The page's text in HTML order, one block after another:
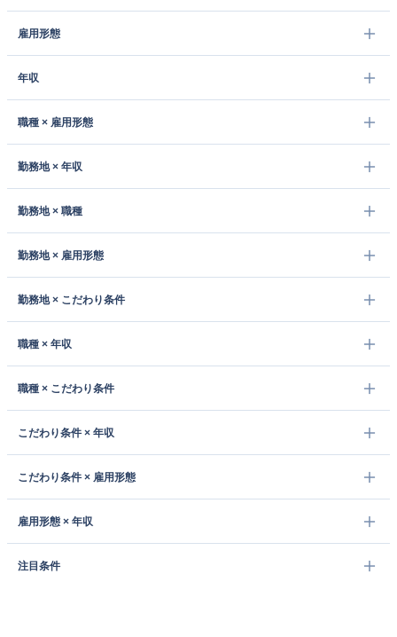
雇用形態
年収
職種 × 雇用形態
勤務地 × 年収
勤務地 × 職種
勤務地 × 雇用形態
勤務地 × こだわり条件
職種 × 年収
職種 × こだわり条件
こだわり条件 × 年収
こだわり条件 × 雇用形態
雇用形態 × 年収
注目条件